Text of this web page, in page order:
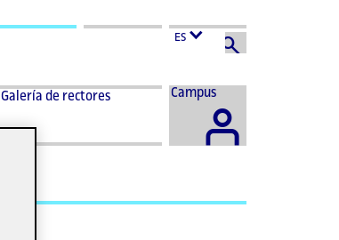
ES
Galería de rectores
Acceder
Campus